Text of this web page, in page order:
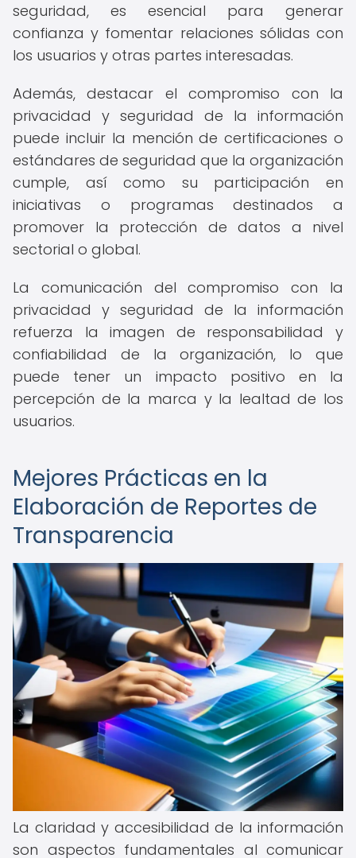
seguridad, es esencial para generar
confianza y fomentar relaciones sólidas con
los usuarios y otras partes interesadas.
Además, destacar el compromiso con la
privacidad y seguridad de la información
puede incluir la mención de certificaciones o
estándares de seguridad que la organización
cumple, así como su participación en
iniciativas o programas destinados a
promover la protección de datos a nivel
sectorial o global.
La comunicación del compromiso con la
privacidad y seguridad de la información
refuerza la imagen de responsabilidad y
confiabilidad de la organización, lo que
puede tener un impacto positivo en la
percepción de la marca y la lealtad de los
usuarios.
Mejores Prácticas en la
Elaboración de Reportes de
Transparencia
La claridad y accesibilidad de la información
son aspectos fundamentales al comunicar